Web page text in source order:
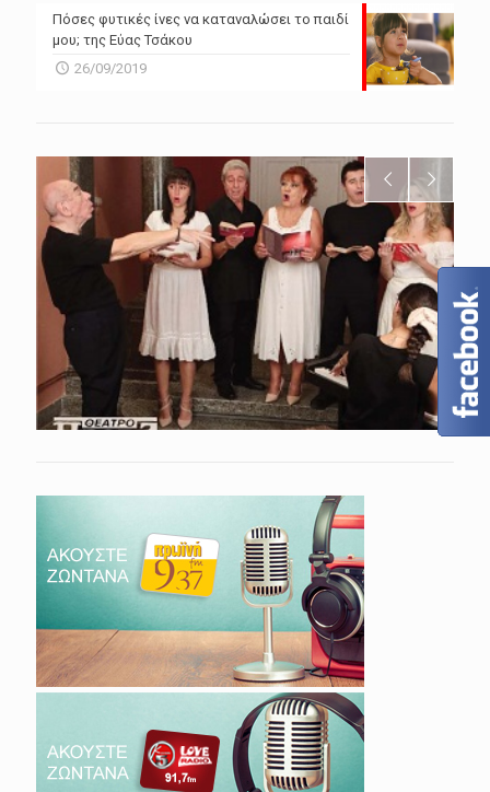
Πόσες φυτικές ίνες να καταναλώσει το παιδί
μου; της Εύας Τσάκου
26/09/2019